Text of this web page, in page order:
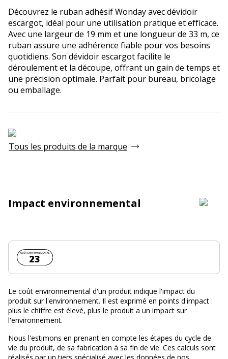
Découvrez le ruban adhésif Wonday avec dévidoir
escargot, idéal pour une utilisation pratique et efficace.
Avec une largeur de 19 mm et une longueur de 33 m, ce
ruban assure une adhérence fiable pour vos besoins
quotidiens. Son dévidoir escargot facilite le
déroulement et la découpe, offrant un gain de temps et
une précision optimale. Parfait pour bureau, bricolage
ou emballage.
Tous les produits de la marque
Impact environnemental
Coût environnemental :
23
Le coût environnemental d'un produit indique l'impact du
produit sur l'environnement. Il est exprimé en points d'impact :
plus le chiffre est élevé, plus le produit a un impact sur
l'environnement.
Nous l'estimons en prenant en compte les étapes du cycle de
vie du produit, de sa fabrication à sa fin de vie. Ces calculs sont